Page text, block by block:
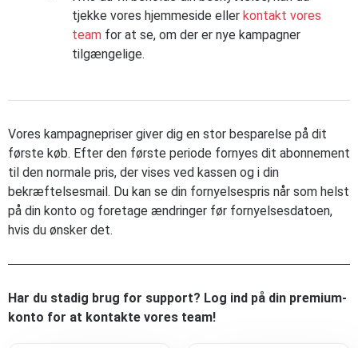
tjekke vores hjemmeside eller kontakt vores
team for at se, om der er nye kampagner
tilgængelige.
Vores kampagnepriser giver dig en stor besparelse på dit
første køb. Efter den første periode fornyes dit abonnement
til den normale pris, der vises ved kassen og i din
bekræftelsesmail. Du kan se din fornyelsespris når som helst
på din konto og foretage ændringer før fornyelsesdatoen,
hvis du ønsker det.
Har du stadig brug for support? Log ind på din premium-
konto for at kontakte vores team!